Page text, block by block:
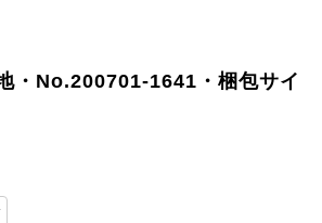
・No.200701-1641・梱包サイ